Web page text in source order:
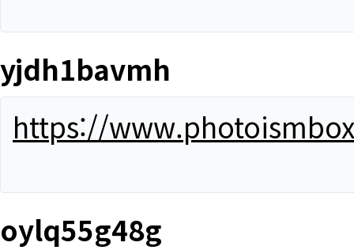
yjdh1bavmh
https://
oylq55g48g